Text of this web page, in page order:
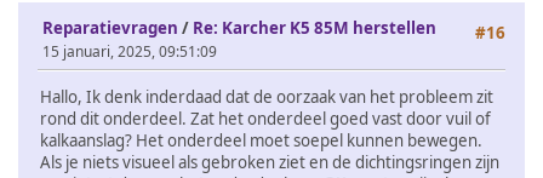
#16
Reparatievragen / Re: Karcher K5 85M herstellen
15 januari, 2025, 09:51:09
Hallo, Ik denk inderdaad dat de oorzaak van het probleem zit
rond dit onderdeel. Zat het onderdeel goed vast door vuil of
kalkaanslag? Het onderdeel moet soepel kunnen bewegen.
Als je niets visueel als gebroken ziet en de dichtingsringen zijn